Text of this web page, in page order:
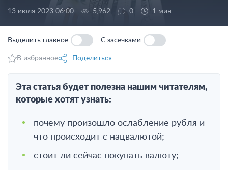
13 июля 2023 06:00 5,962 0 1 мин.
Выделить главное С засечками
В избранное Поделиться
Эта статья будет полезна нашим читателям,
которые хотят узнать:
почему произошло ослабление рубля и
что происходит с нацвалютой;
стоит ли сейчас покупать валюту;